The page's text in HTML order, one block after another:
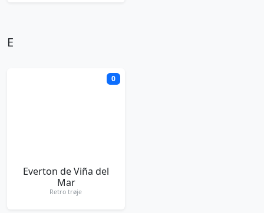
E
0
Everton de Viña del
Mar
Retro trøje